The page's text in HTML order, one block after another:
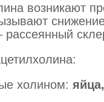
возникают
холином: